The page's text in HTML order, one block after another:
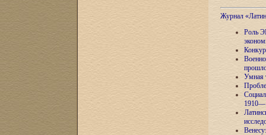
Журнал
Роль
Умная